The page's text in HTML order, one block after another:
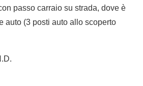
passo carraio su strada, dove è
auto (3 posti auto allo scoperto